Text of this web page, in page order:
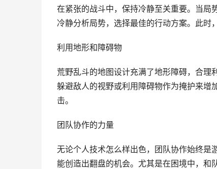
在紧张的战斗中，保持冷静至关重要。当局
冷静分析局势，选择最佳的行动方案。此时
利用地形和障碍物
荒野乱斗的地图设计充满了地形障碍，合理
躲避敌人的视野或利用障碍物作为掩护来增
击。
团队协作的力量
无论个人技术怎么样出色，团队协作始终是
能创造出翻盘的机会。尤其是在困境中，和